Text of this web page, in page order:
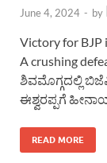
June 4, 2024 - by
Victory for BJP
A crushing
ಶಿವಮೊಗ್ಗದಲ್ಲಿ
ಈಶ್ವರಪ್ಪಗೆ
READ MORE